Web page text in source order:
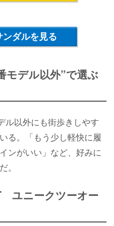
ダルを見る
モデル以外”で選ぶ
ル以外にも街歩きしやす
る。「もう少し軽快に履
ンがいい」など、好みに
。
ユニークツーオー